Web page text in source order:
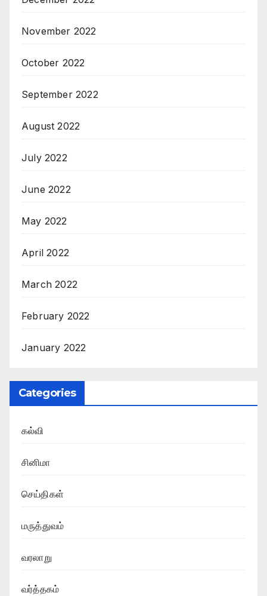
November 2022
October 2022
September 2022
August 2022
July 2022
June 2022
May 2022
April 2022
March 2022
February 2022
January 2022
Categories
கல்வி
சினிமா
செய்திகள்
மருத்துவம்
வரலாறு
வர்த்தகம்